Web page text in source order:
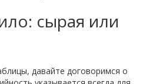
сырая или
давайте договоримся о